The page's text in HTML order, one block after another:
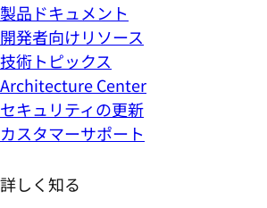
製品ドキュメント
開発者向けリソース
技術トピックス
Architecture Center
セキュリティの更新
カスタマーサポート
詳しく知る